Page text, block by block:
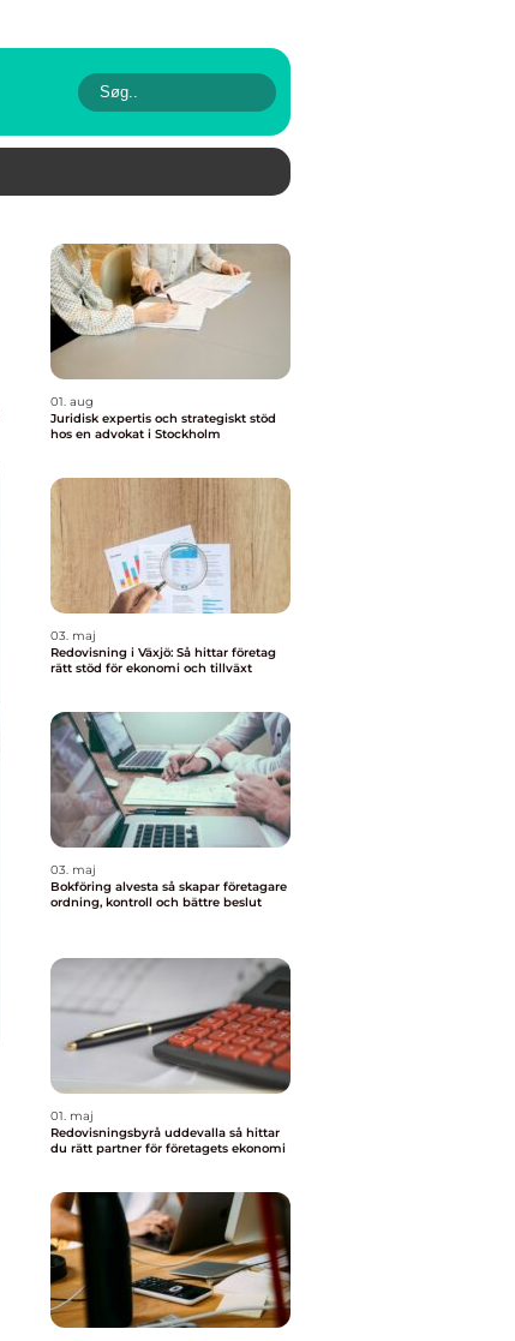
01. aug
Juridisk expertis och strategiskt stöd
hos en advokat i Stockholm
03. maj
Redovisning i Växjö: Så hittar företag
rätt stöd för ekonomi och tillväxt
03. maj
Bokföring alvesta så skapar företagare
ordning, kontroll och bättre beslut
01. maj
Redovisningsbyrå uddevalla så hittar
du rätt partner för företagets ekonomi